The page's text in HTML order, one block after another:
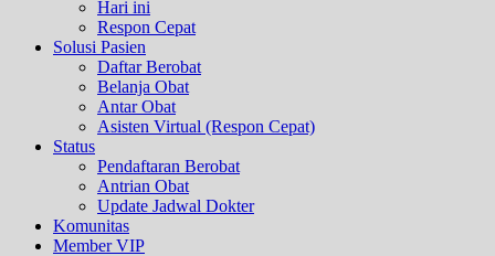
Hari ini
Respon Cepat
Solusi Pasien
Daftar Berobat
Belanja Obat
Antar Obat
Asisten Virtual (Respon Cepat)
Status
Pendaftaran Berobat
Antrian Obat
Update Jadwal Dokter
Komunitas
Member VIP